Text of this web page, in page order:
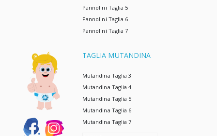
Pannolini Taglia 5
Pannolini Taglia 6
Pannolini Taglia 7
TAGLIA MUTANDINA
Mutandina Taglia 3
Mutandina Taglia 4
Mutandina Taglia 5
Mutandina Taglia 6
Mutandina Taglia 7